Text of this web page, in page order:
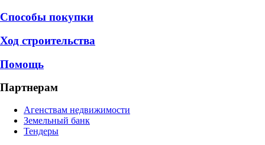
Способы покупки
Ход строительства
Помощь
Партнерам
Агенствам недвижимости
Земельный банк
Тендеры